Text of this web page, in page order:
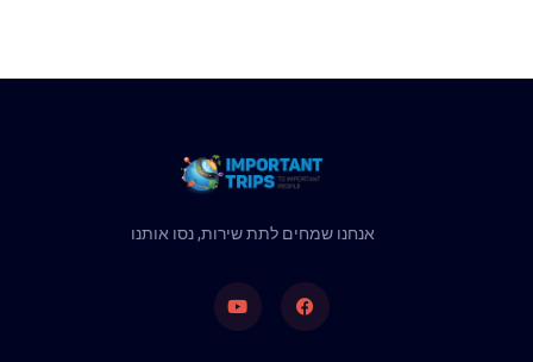
אנחנו שמחים לתת שירות, נסו אותנו